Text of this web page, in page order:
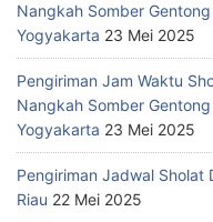
Nangkah Somber
Yogyakarta 23 Mei 2025
Pengiriman Jam Waktu
Nangkah Somber
Yogyakarta 23 Mei 2025
Pengiriman Jadwal Sholat
Riau 22 Mei 2025